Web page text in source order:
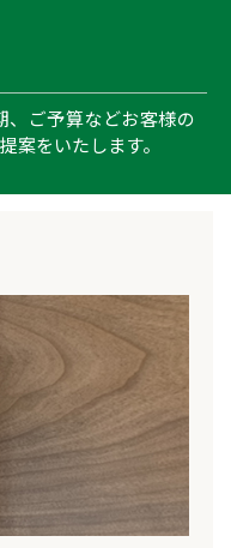
、ご予算などお客様の
案をいたします。